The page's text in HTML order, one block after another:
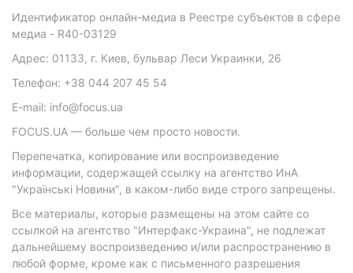
Идентификатор онлайн-медиа в Реестре субъектов в сфере
медиа - R40-03129
Адрес: 01133, г. Киев, бульвар Леси Украинки, 26
Телефон: +38 044 207 45 54
E-mail: info@focus.ua
FOCUS.UA — больше чем просто новости.
Перепечатка, копирование или воспроизведение
информации, содержащей ссылку на агентство ИнА
"Українські Новини", в каком-либо виде строго запрещены.
Все материалы, которые размещены на этом сайте со
ссылкой на агентство "Интерфакс-Украина", не подлежат
дальнейшему воспроизведению и/или распространению в
любой форме, кроме как с письменного разрешения